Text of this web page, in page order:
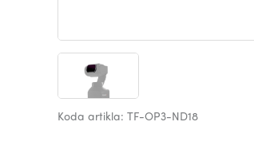
Koda artikla: TF-OP3-ND18